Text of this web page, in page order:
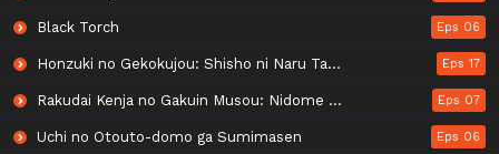
Black Torch Eps 06
Honzuki no Gekokujou: Shisho ni Naru Tame ni wa Shudan wo Erandeiraremasen - Ryoushu no Youjo Eps 17
Rakudai Kenja no Gakuin Musou: Nidome no Tensei, S-Rank Cheat Majutsushi Boukenroku Eps 07
Uchi no Otouto-domo ga Sumimasen Eps 06